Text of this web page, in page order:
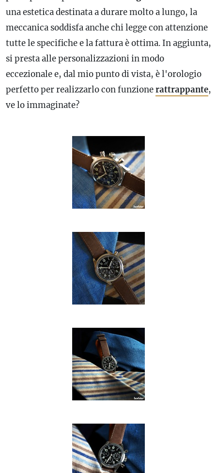
una estetica destinata a durare molto a lungo, la
meccanica soddisfa anche chi legge con attenzione
tutte le specifiche e la fattura è ottima. In aggiunta,
si presta alle personalizzazioni in modo
eccezionale e, dal mio punto di vista, è l'orologio
perfetto per realizzarlo con funzionerattrappante,
ve lo immaginate?